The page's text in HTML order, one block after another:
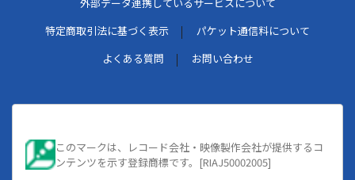
特定商取引法に基づく表示
パケット通信料について
よくある質問
お問い合わせ
このマークは、レコード会社・映像製作会社が提供するコ
ンテンツを示す登録商標です。[RIAJ50002005]